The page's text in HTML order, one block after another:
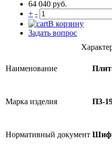
64 040 руб.
+ -
В корзину
Задать вопрос
Наименование
Марка изделия П3-
Нормативный документ